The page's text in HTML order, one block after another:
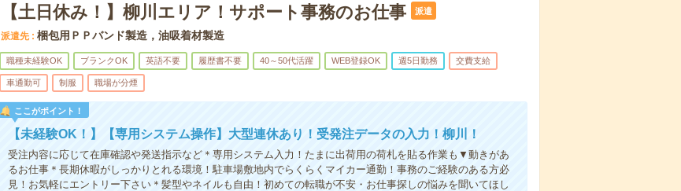
【土日休み！】柳川エリア！サポート事務のお仕事 派遣
派遣先 梱包用ＰＰバンド製造，油吸着材製造
職種未経験OK ブランクOK 英語不要 履歴書不要 40～50代活躍 WEB登録OK 週5日勤務 交費支給
車通勤可 制服 職場が分煙
ここがポイント！
【未経験OK！】【専用システム操作】大型連休あり！受発注データの入力！柳川！
受注内容に応じて在庫確認や発送指示など＊専用システム入力！たまに出荷用の荷札を貼る作業も▼動きがあ
るお仕事＊長期休暇がしっかりとれる環境！駐車場敷地内でらくらくマイカー通勤！事務のご経験のある方必
見！お気軽にエントリー下さい＊髪型やネイルも自由！初めての転職が不安・お仕事探しの悩みを聞いてほし